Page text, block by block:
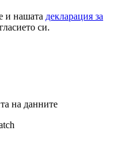
и нашата декларация за
си.
на данните